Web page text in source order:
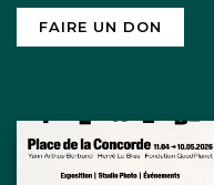
FAIRE UN DON